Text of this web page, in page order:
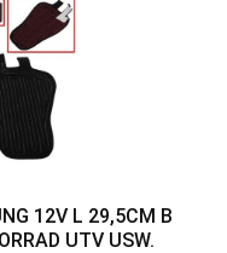
12V L 29,5CM B
UTV USW.